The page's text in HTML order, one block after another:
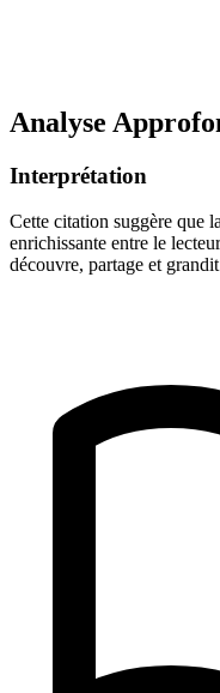
Analyse
Interprétation
Cette citation suggère que
enrichissante entre le
découvre, partage et